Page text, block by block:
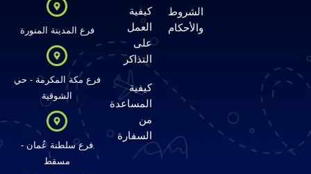
الشروط
والأحكام
كيفية
العمل
على
التذاكر
كيفية
المساعدة
من
السفارة
فرع المدينة المنورة
فرع مكة المكرمة - حي
الشوقية
فرع سلطنة عُمان -
مسقط